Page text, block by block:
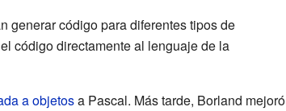
generar código para diferentes tipos de
código directamente al lenguaje de la
a objetosa Pascal. Más tarde, Borland mejoró